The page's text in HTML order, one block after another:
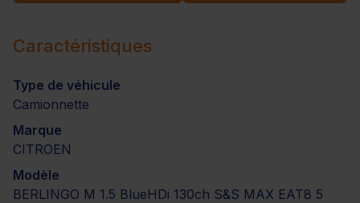
Caractéristiques
Type de véhicule
Camionnette
Marque
CITROEN
Modèle
BERLINGO M 1.5 BlueHDi 130ch S&S MAX EAT8 5